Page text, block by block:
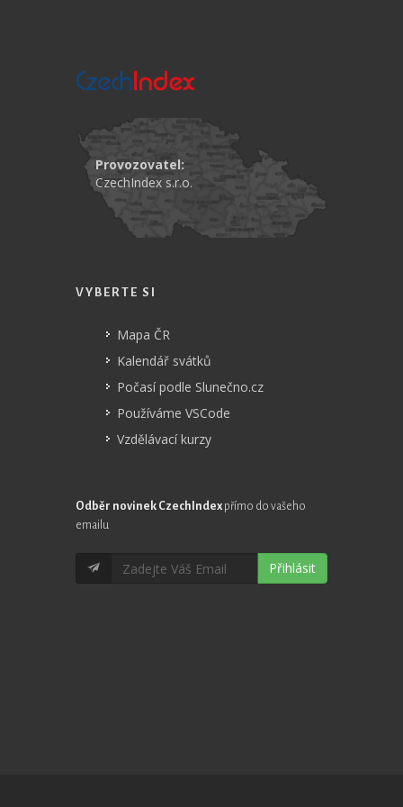
Provozovatel:
CzechIndex s.r.o.
VYBERTE SI
Mapa ČR
Kalendář svátků
Počasí podle Slunečno.cz
Používáme VSCode
Vzdělávací kurzy
Odběr novinek CzechIndex přímo do vašeho
emailu
Přihlásit